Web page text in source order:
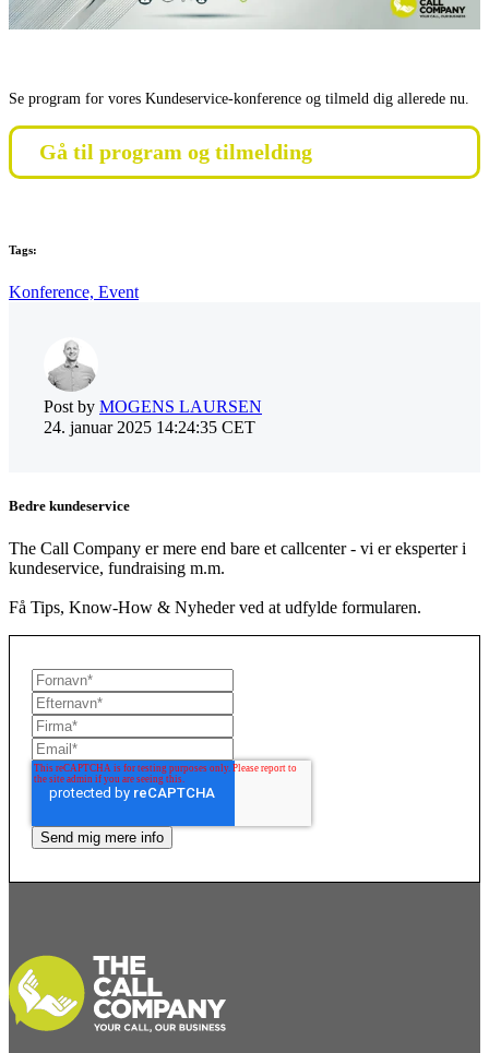
Se program for vores Kundeservice-konference og tilmeld dig allerede nu.
Gå til program og tilmelding
Tags:
Konference, Event
Post by MOGENS LAURSEN
24. januar 2025 14:24:35 CET
Bedre kundeservice
The Call Company er mere end bare et callcenter - vi er eksperter i
kundeservice, fundraising m.m.
Få Tips, Know-How & Nyheder ved at udfylde formularen.